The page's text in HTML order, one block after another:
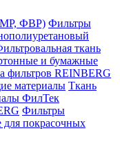
ФВР) Фильтры
ткань
и бумажные
фильтров REINBERG
материалы Ткань
ФилТек
Фильтры
покрасочных